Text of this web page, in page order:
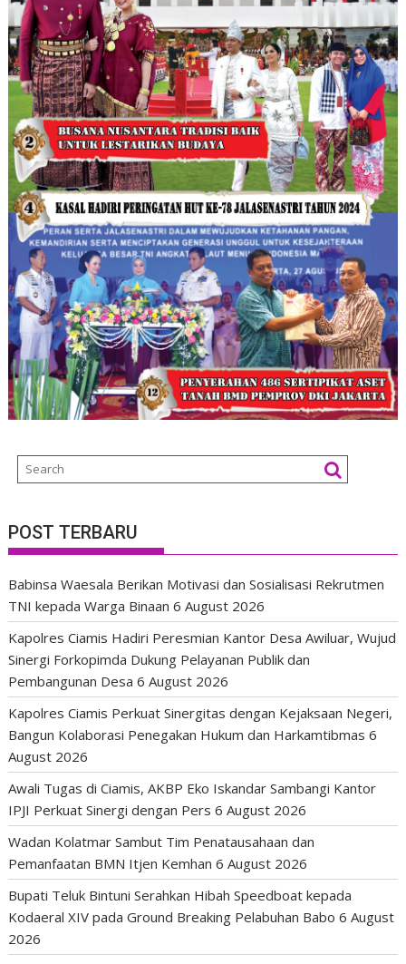
POST TERBARU
Babinsa Waesala Berikan Motivasi dan Sosialisasi Rekrutmen
TNI kepada Warga Binaan 6 August 2026
Kapolres Ciamis Hadiri Peresmian Kantor Desa Awiluar, Wujud
Sinergi Forkopimda Dukung Pelayanan Publik dan
Pembangunan Desa 6 August 2026
Kapolres Ciamis Perkuat Sinergitas dengan Kejaksaan Negeri,
Bangun Kolaborasi Penegakan Hukum dan Harkamtibmas 6
August 2026
Awali Tugas di Ciamis, AKBP Eko Iskandar Sambangi Kantor
IPJI Perkuat Sinergi dengan Pers 6 August 2026
Wadan Kolatmar Sambut Tim Penatausahaan dan
Pemanfaatan BMN Itjen Kemhan 6 August 2026
Bupati Teluk Bintuni Serahkan Hibah Speedboat kepada
Kodaeral XIV pada Ground Breaking Pelabuhan Babo 6 August
2026